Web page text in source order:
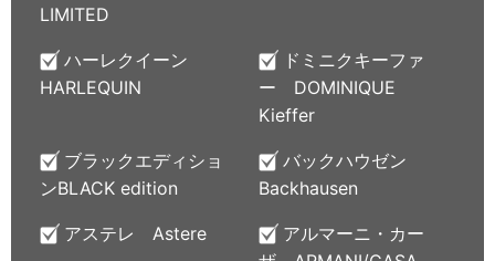
LIMITED
ハーレクイーン
HARLEQUIN
ドミニクキーファ
ー DOMINIQUE
Kieffer
ブラックエディショ
ンBLACK edition
バックハウゼン
Backhausen
アステレ Astere
アルマーニ・カー